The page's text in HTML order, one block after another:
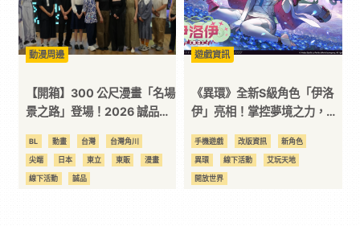
動漫周邊
【開箱】300 公尺漫畫「名場
景之路」登場！2026 誠品動
漫齊聚全台 20 家主題店
BL 動畫 台灣 台灣角川
尖端 日本 東立 東販 漫畫
線下活動 誠品
遊戲資訊
《異環》全新S級角色「伊洛
伊」亮相！掌控夢境之力，開
手機遊戲 改版資訊 新角色
異環 線下活動 艾玩天地
開放世界